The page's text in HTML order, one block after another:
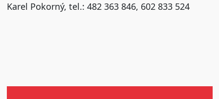
Karel Pokorný, tel.: 482 363 846, 602 833 524